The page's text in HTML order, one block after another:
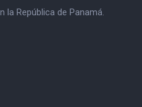
República de Panamá.